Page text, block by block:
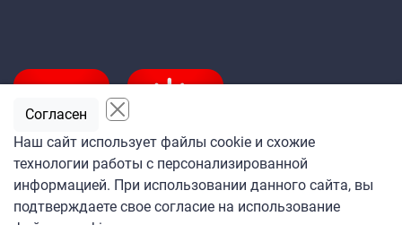
Подпишитесь
на ежедневную рассылку
«Кабельщика»
Наш сайт использует файлы cookie и схожие
технологии работы с персонализированной
информацией. При использовании данного сайта, вы
подтверждаете свое согласие на использование
Согласен